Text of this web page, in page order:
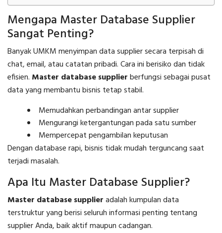
Mengapa Master Database Supplier
Sangat Penting?
Banyak UMKM menyimpan data supplier secara terpisah di
chat, email, atau catatan pribadi. Cara ini berisiko dan tidak
efisien. Master database supplierberfungsi sebagai pusat
data yang membantu bisnis tetap stabil.
Memudahkan perbandingan antar supplier
Mengurangi ketergantungan pada satu sumber
Mempercepat pengambilan keputusan
Dengan database rapi, bisnis tidak mudah terguncang saat
terjadi masalah.
Apa Itu Master Database Supplier?
Master database supplieradalah kumpulan data
terstruktur yang berisi seluruh informasi penting tentang
supplier Anda, baik aktif maupun cadangan.